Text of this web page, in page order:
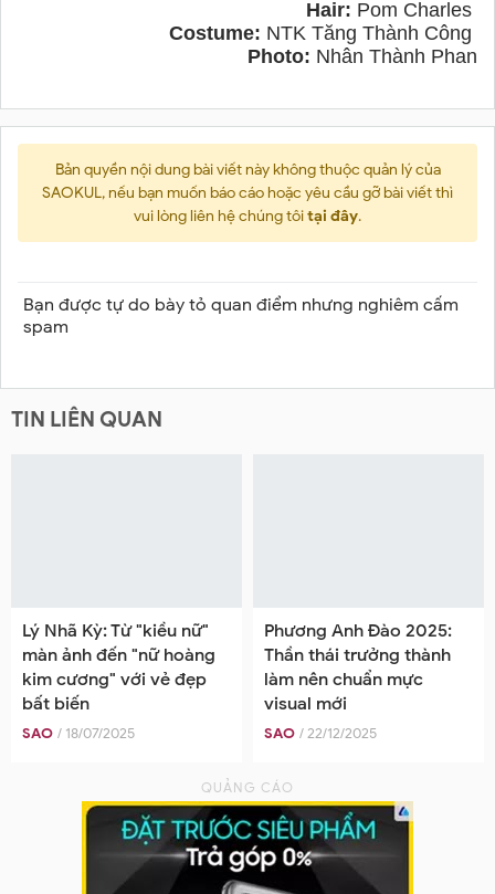
Hair: Pom Charles
Costume: NTK Tăng Thành Công
Photo: Nhân Thành Phan
Bản quyền nội dung bài viết này không thuộc quản lý của
SAOKUL, nếu bạn muốn báo cáo hoặc yêu cầu gỡ bài viết thì
vui lòng liên hệ chúng tôitại đây.
Bạn được tự do bày tỏ quan điểm nhưng nghiêm cấm
spam
TIN LIÊN QUAN
Lý Nhã Kỳ: Từ "kiều nữ"
màn ảnh đến "nữ hoàng
kim cương" với vẻ đẹp
bất biến
SAO / 18/07/2025
Phương Anh Đào 2025:
Thần thái trưởng thành
làm nên chuẩn mực
visual mới
SAO / 22/12/2025